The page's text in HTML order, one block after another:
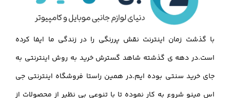
با گذشت زمان اینترنت نقش پررنگی را در زندگی ما ایفا کرده
است.در دهه ی گذشته شاهد گسترش خرید به روش اینترنتی به
جای خرید سنتی بوده ایم.در همین راستا فروشگاه اینترنتی جی
اس مینو شروع به کار نموده تا با تنوعی بی نظیر از محصولات از